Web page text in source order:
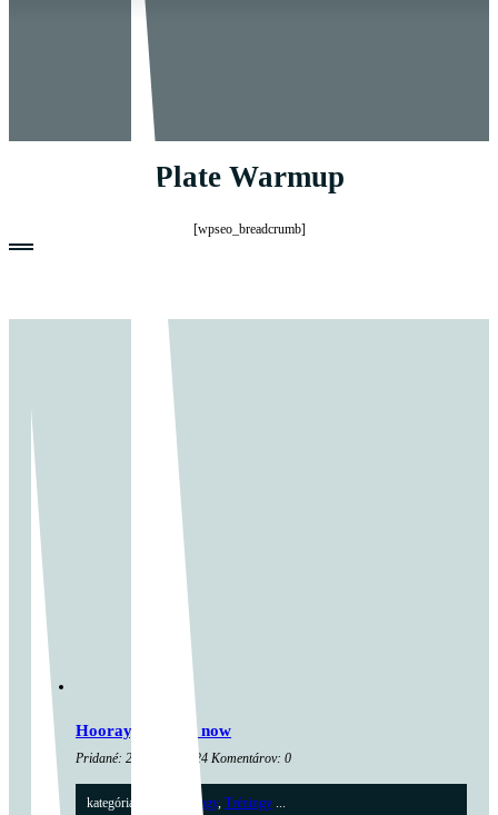
Plate Warmup
[wpseo_breadcrumb]
Hooray, I am 18 now
Pridané: 22. apríla 2024 Komentárov: 0
kategória: Cross tréningy, Tréningy ...